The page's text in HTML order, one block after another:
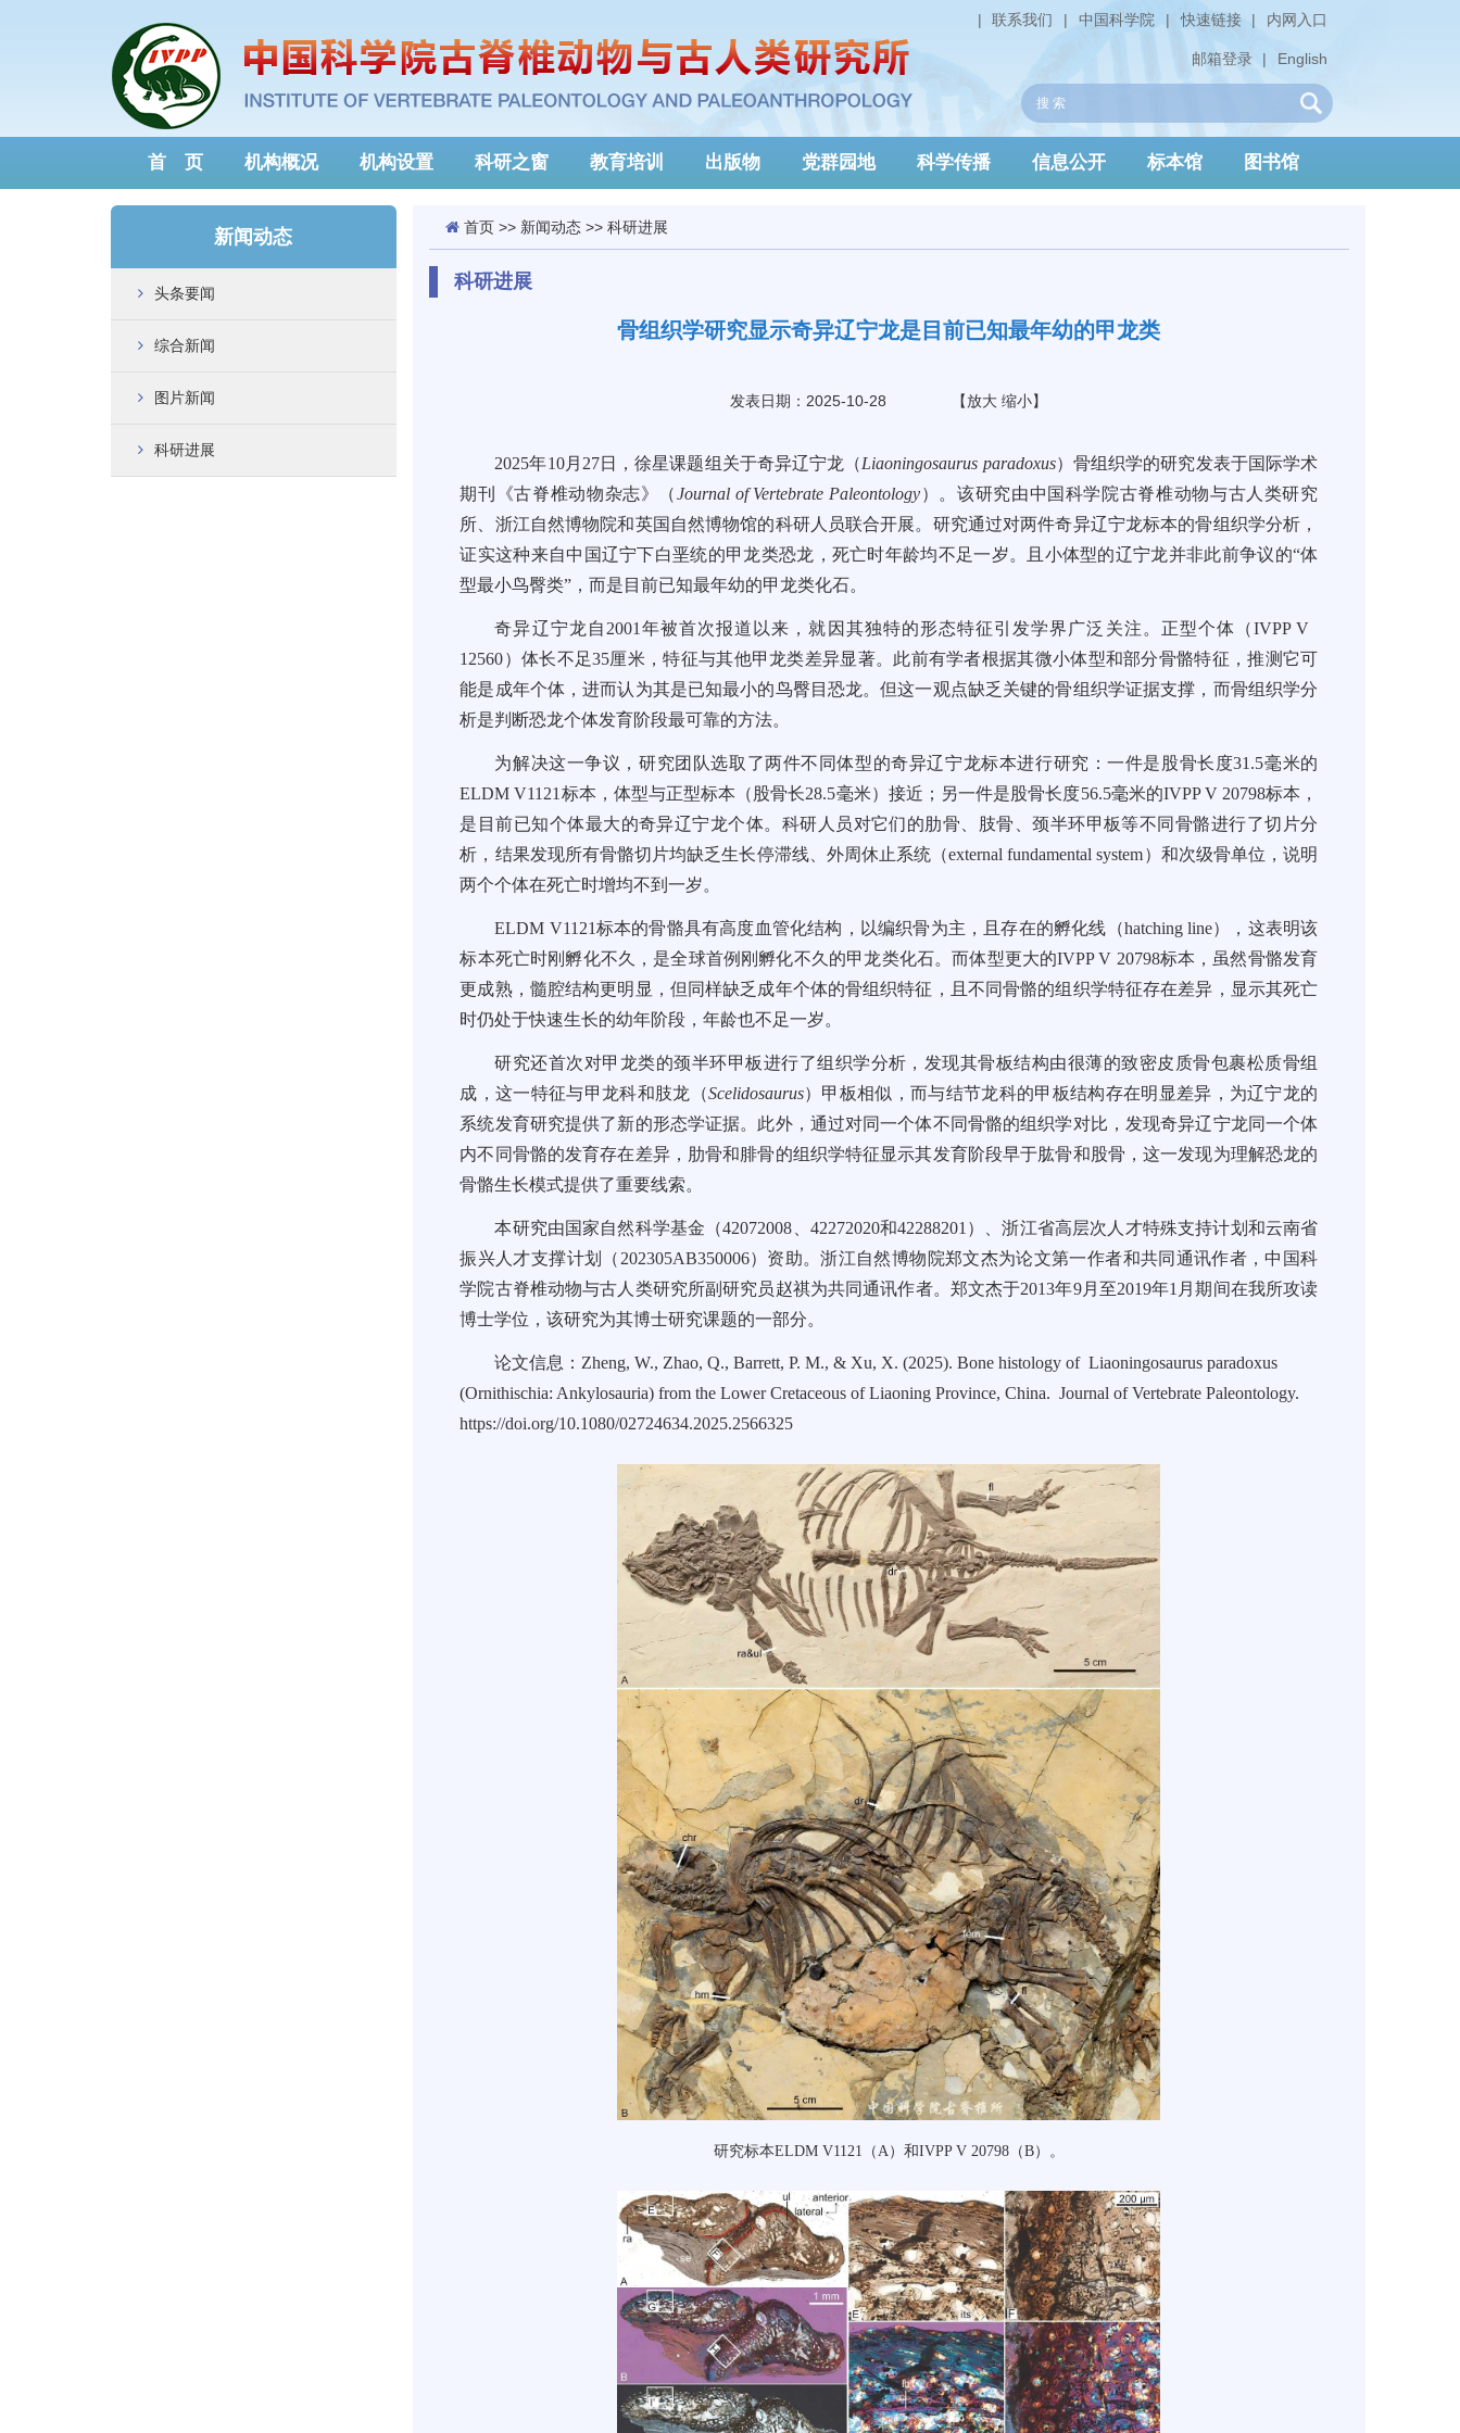
内网入口
|
快速链接
|
中国科学院
|
联系我们
|
English
|
邮箱登录
首 页 机构概况 机构设置 科研之窗 教育培训 出版物 党群园地 科学传播 信息公开 标本馆 图书馆
新闻动态
头条要闻
综合新闻
图片新闻
科研进展
首页>> 新闻动态>> 科研进展
科研进展
骨组织学研究显示奇异辽宁龙是目前已知最年幼的甲龙类
发表日期：2025-10-28 【放大 缩小】
2025年10月27日，徐星课题组关于奇异辽宁龙（Liaoningosaurus paradoxus）骨组织学的研究发表于国际学术
期刊《古脊椎动物杂志》（Journal of Vertebrate Paleontology）。该研究由中国科学院古脊椎动物与古人类研究
所、浙江自然博物院和英国自然博物馆的科研人员联合开展。研究通过对两件奇异辽宁龙标本的骨组织学分析，
证实这种来自中国辽宁下白垩统的甲龙类恐龙，死亡时年龄均不足一岁。且小体型的辽宁龙并非此前争议的“体
型最小鸟臀类”，而是目前已知最年幼的甲龙类化石。
奇异辽宁龙自2001年被首次报道以来，就因其独特的形态特征引发学界广泛关注。正型个体（IVPP V
12560）体长不足35厘米，特征与其他甲龙类差异显著。此前有学者根据其微小体型和部分骨骼特征，推测它可
能是成年个体，进而认为其是已知最小的鸟臀目恐龙。但这一观点缺乏关键的骨组织学证据支撑，而骨组织学分
析是判断恐龙个体发育阶段最可靠的方法。
为解决这一争议，研究团队选取了两件不同体型的奇异辽宁龙标本进行研究：一件是股骨长度31.5毫米的
ELDM V1121标本，体型与正型标本（股骨长28.5毫米）接近；另一件是股骨长度56.5毫米的IVPP V 20798标本，
是目前已知个体最大的奇异辽宁龙个体。科研人员对它们的肋骨、肢骨、颈半环甲板等不同骨骼进行了切片分
析，结果发现所有骨骼切片均缺乏生长停滞线、外周休止系统（external fundamental system）和次级骨单位，说明
两个个体在死亡时增均不到一岁。
ELDM V1121标本的骨骼具有高度血管化结构，以编织骨为主，且存在的孵化线（hatching line），这表明该
标本死亡时刚孵化不久，是全球首例刚孵化不久的甲龙类化石。而体型更大的IVPP V 20798标本，虽然骨骼发育
更成熟，髓腔结构更明显，但同样缺乏成年个体的骨组织特征，且不同骨骼的组织学特征存在差异，显示其死亡
时仍处于快速生长的幼年阶段，年龄也不足一岁。
研究还首次对甲龙类的颈半环甲板进行了组织学分析，发现其骨板结构由很薄的致密皮质骨包裹松质骨组
成，这一特征与甲龙科和肢龙（Scelidosaurus）甲板相似，而与结节龙科的甲板结构存在明显差异，为辽宁龙的
系统发育研究提供了新的形态学证据。此外，通过对同一个体不同骨骼的组织学对比，发现奇异辽宁龙同一个体
内不同骨骼的发育存在差异，肋骨和腓骨的组织学特征显示其发育阶段早于肱骨和股骨，这一发现为理解恐龙的
骨骼生长模式提供了重要线索。
本研究由国家自然科学基金（42072008、42272020和42288201）、浙江省高层次人才特殊支持计划和云南省
振兴人才支撑计划（202305AB350006）资助。浙江自然博物院郑文杰为论文第一作者和共同通讯作者，中国科
学院古脊椎动物与古人类研究所副研究员赵祺为共同通讯作者。郑文杰于2013年9月至2019年1月期间在我所攻读
博士学位，该研究为其博士研究课题的一部分。
论文信息：Zheng, W., Zhao, Q., Barrett, P. M., & Xu, X. (2025). Bone histology of Liaoningosaurus paradoxus
(Ornithischia: Ankylosauria) from the Lower Cretaceous of Liaoning Province, China. Journal of Vertebrate Paleontology.
https://doi.org/10.1080/02724634.2025.2566325
研究标本ELDM V1121（A）和IVPP V 20798（B）。